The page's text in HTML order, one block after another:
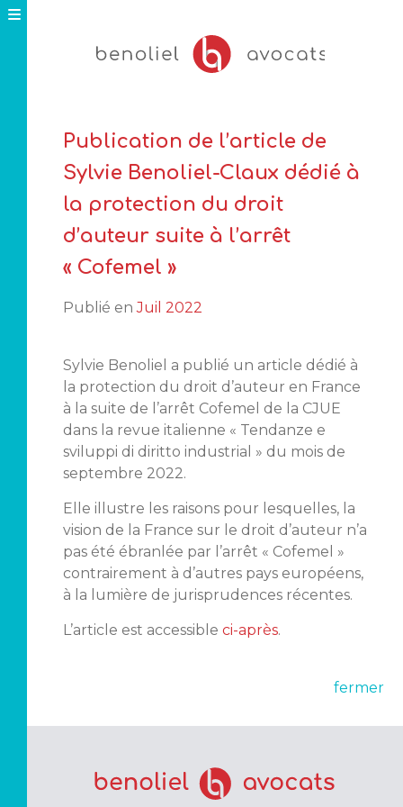
Publication de l’article de
Sylvie Benoliel-Claux dédié à
la protection du droit
d’auteur suite à l’arrêt
« Cofemel »
Publié enJuil 2022
Sylvie Benoliel a publié un article dédié à
la protection du droit d’auteur en France
à la suite de l’arrêt Cofemel de la CJUE
dans la revue italienne « Tendanze e
sviluppi di diritto industrial » du mois de
septembre 2022.
Elle illustre les raisons pour lesquelles, la
vision de la France sur le droit d’auteur n’a
pas été ébranlée par l’arrêt « Cofemel »
contrairement à d’autres pays européens,
à la lumière de jurisprudences récentes.
L’article est accessible ci-après.
fermer